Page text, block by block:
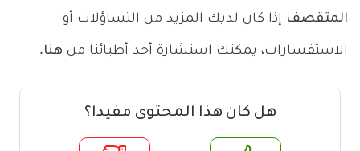
المتقصف إذا كان لديك المزيد من التساؤلات أو
الاستفسارات، يمكنك استشارة أحد أطبائنا من هنا.
هل كان هذا المحتوى مفيدا؟